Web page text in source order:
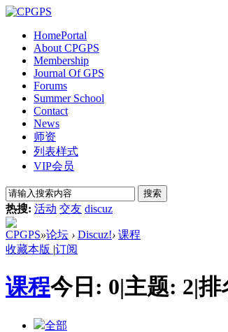
HomePortal
About CPGPS
Membership
Journal Of GPS
Forums
Summer School
Contact
News
师资
列表样式
VIP会员
搜索
热搜: 活动 交友 discuz
CPGPS»论坛 › Discuz!› 课程
收藏本版 |订阅
课程今日: 0|主题: 2|排
全部